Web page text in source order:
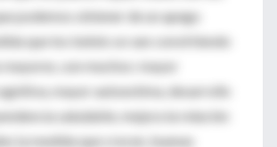
podemos obtener de un apego
que los bebés se van convirtiendo
mayores, son muchos: mayor
mayor autoestima, desarrollo
saludable, mejora la relación
(a medida que crecen, buenas